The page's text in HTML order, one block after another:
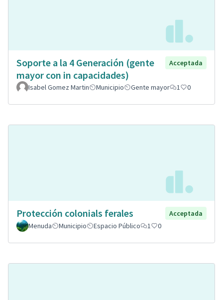
Soporte a la 4 Generación (gente
mayor con in capacidades)
Acceptada
Isabel Gomez Martin Municipio Gente mayor 1 0
Protección colonials ferales
Acceptada
Menuda
Municipio Espacio Público 1 0